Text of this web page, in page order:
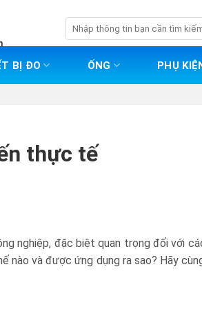
Tìm
kiếm:
BỊ ĐO ỐNG PHỤ
thực tế
nghiệp, đặc biệt quan trọng đối với
nào và được ứng dụng ra sao? Hãy